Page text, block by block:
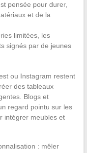
pensée pour durer,
et de la
limitées, les
signés par de jeunes
ou Instagram restent
des tableaux
Blogs et
regard pointu sur les
intégrer meubles et
: mêler